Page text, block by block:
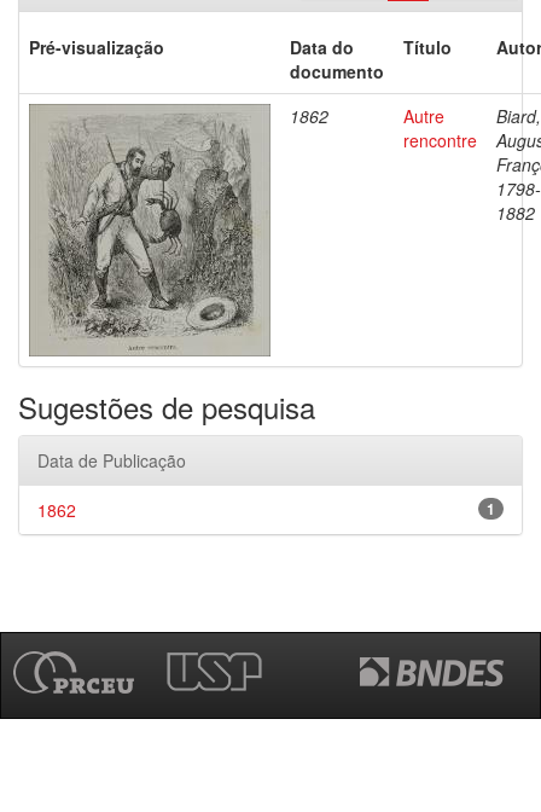
Pré-visualização
Data do
documento
Título
1862
Autre
rencontre
Biard,
1798-
1882
Sugestões de pesquisa
Data de Publicação
1
1862